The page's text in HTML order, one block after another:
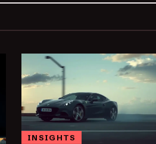
INSIGHTS